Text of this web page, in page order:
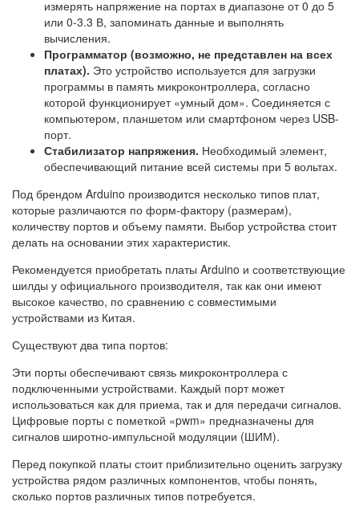
измерять напряжение на портах в диапазоне от 0 до 5
или 0-3.3 В, запоминать данные и выполнять
вычисления.
Программатор (возможно, не представлен на всех
платах). Это устройство используется для загрузки
программы в память микроконтроллера, согласно
которой функционирует «умный дом». Соединяется с
компьютером, планшетом или смартфоном через USB-
порт.
Стабилизатор напряжения. Необходимый элемент,
обеспечивающий питание всей системы при 5 вольтах.
Под брендом Arduino производится несколько типов плат,
которые различаются по форм-фактору (размерам),
количеству портов и объему памяти. Выбор устройства стоит
делать на основании этих характеристик.
Рекомендуется приобретать платы Arduino и соответствующие
шилды у официального производителя, так как они имеют
высокое качество, по сравнению с совместимыми
устройствами из Китая.
Существуют два типа портов:
Эти порты обеспечивают связь микроконтроллера с
подключенными устройствами. Каждый порт может
использоваться как для приема, так и для передачи сигналов.
Цифровые порты с пометкой «pwm» предназначены для
сигналов широтно-импульсной модуляции (ШИМ).
Перед покупкой платы стоит приблизительно оценить загрузку
устройства рядом различных компонентов, чтобы понять,
сколько портов различных типов потребуется.